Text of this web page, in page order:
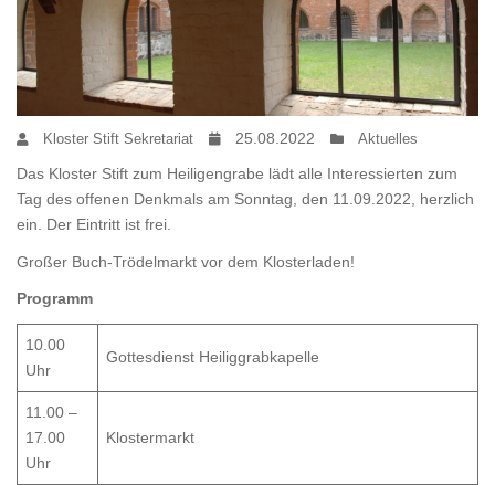
Kloster Stift Sekretariat 25.08.2022 Aktuelles
Das Kloster Stift zum Heiligengrabe lädt alle Interessierten zum
Tag des offenen Denkmals am Sonntag, den 11.09.2022, herzlich
ein. Der Eintritt ist frei.
Großer Buch-Trödelmarkt vor dem Klosterladen!
Programm
10.00
Uhr
Gottesdienst Heiliggrabkapelle
11.00 –
17.00
Uhr
Klostermarkt